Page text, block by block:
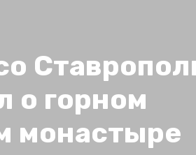
о горном
монастыре